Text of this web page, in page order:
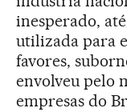
inesperado,
utilizada para
favores,
envolveu pelo
empresas do